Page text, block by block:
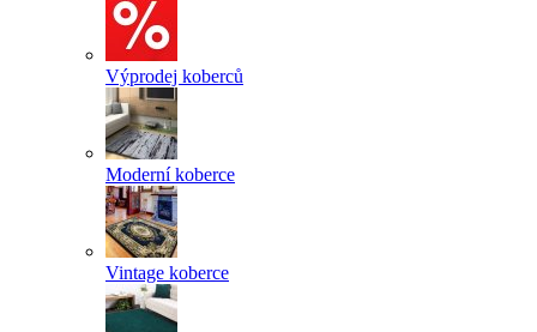
Výprodej koberců
Moderní koberce
Vintage koberce